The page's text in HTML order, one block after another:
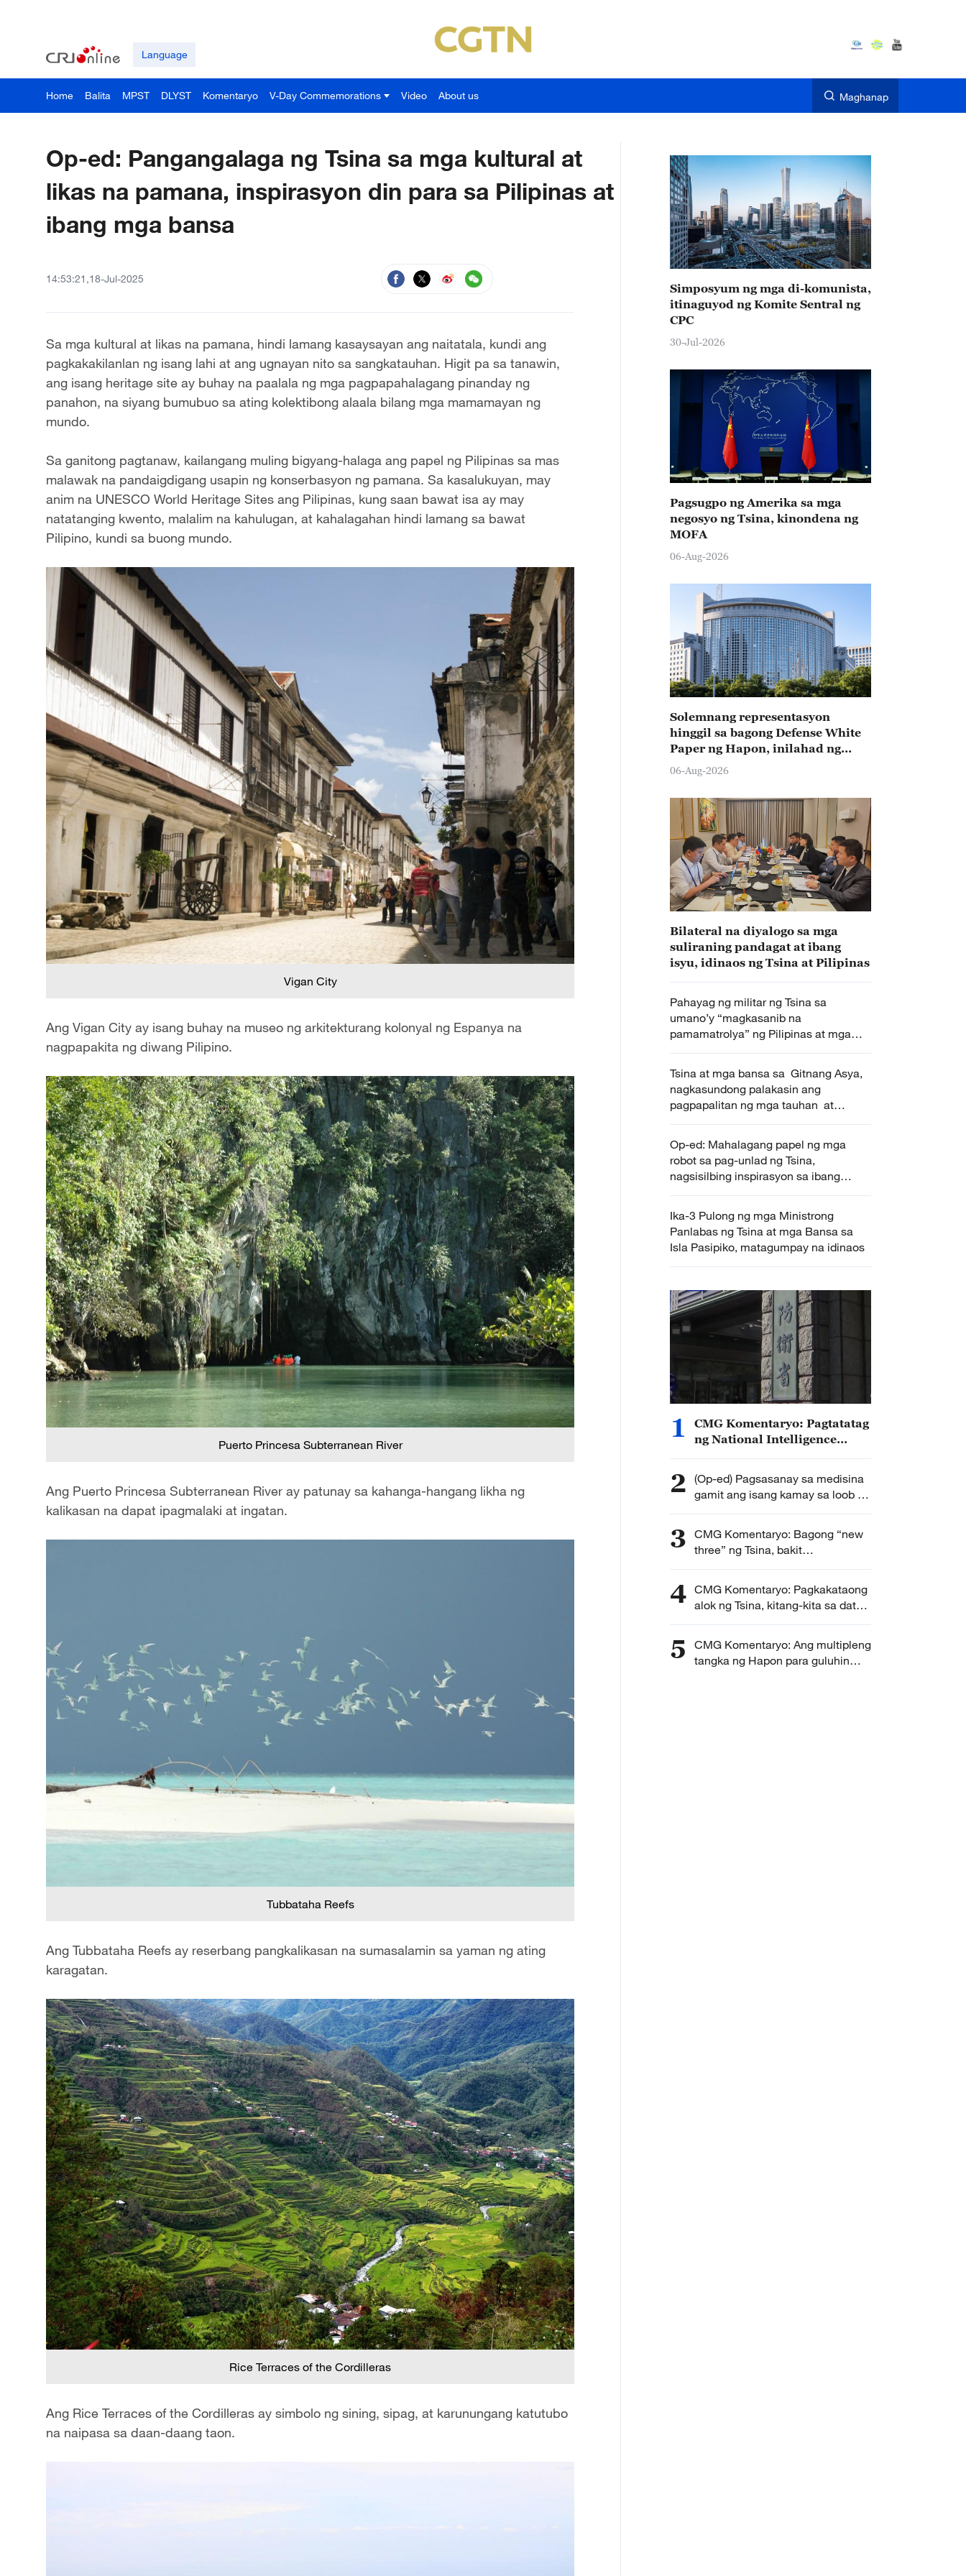
Language
Home Balita MPST DLYST Komentaryo V-Day Commemorations Video About us Maghanap
Op-ed: Pangangalaga ng Tsina sa mga kultural at
likas na pamana, inspirasyon din para sa Pilipinas at
ibang mga bansa
14:53:21,18-Jul-2025
Sa mga kultural at likas na pamana, hindi lamang kasaysayan ang naitatala, kundi ang
pagkakakilanlan ng isang lahi at ang ugnayan nito sa sangkatauhan. Higit pa sa tanawin,
ang isang heritage site ay buhay na paalala ng mga pagpapahalagang pinanday ng
panahon, na siyang bumubuo sa ating kolektibong alaala bilang mga mamamayan ng
mundo.
Sa ganitong pagtanaw, kailangang muling bigyang-halaga ang papel ng Pilipinas sa mas
malawak na pandaigdigang usapin ng konserbasyon ng pamana. Sa kasalukuyan, may
anim na UNESCO World Heritage Sites ang Pilipinas, kung saan bawat isa ay may
natatanging kwento, malalim na kahulugan, at kahalagahan hindi lamang sa bawat
Pilipino, kundi sa buong mundo.
Vigan City
Ang Vigan City ay isang buhay na museo ng arkitekturang kolonyal ng Espanya na
nagpapakita ng diwang Pilipino.
Puerto Princesa Subterranean River
Ang Puerto Princesa Subterranean River ay patunay sa kahanga-hangang likha ng
kalikasan na dapat ipagmalaki at ingatan.
Tubbataha Reefs
Ang Tubbataha Reefs ay reserbang pangkalikasan na sumasalamin sa yaman ng ating
karagatan.
Rice Terraces of the Cordilleras
Ang Rice Terraces of the Cordilleras ay simbolo ng sining, sipag, at karunungang katutubo
na naipasa sa daan-daang taon.
Simposyum ng mga di-komunista,
itinaguyod ng Komite Sentral ng
CPC
30-Jul-2026
Pagsugpo ng Amerika sa mga
negosyo ng Tsina, kinondena ng
MOFA
06-Aug-2026
Solemnang representasyon
hinggil sa bagong Defense White
Paper ng Hapon, inilahad ng
Tsina
06-Aug-2026
Bilateral na diyalogo sa mga
suliraning pandagat at ibang
isyu, idinaos ng Tsina at Pilipinas
Pahayag ng militar ng Tsina sa
umano’y “magkasanib na
pamamatrolya” ng Pilipinas at mga
bansa sa labas ng rehiyon
Tsina at mga bansa sa Gitnang Asya,
nagkasundong palakasin ang
pagpapalitan ng mga tauhan at
konektibidad
Op-ed: Mahalagang papel ng mga
robot sa pag-unlad ng Tsina,
nagsisilbing inspirasyon sa ibang
bansa
Ika-3 Pulong ng mga Ministrong
Panlabas ng Tsina at mga Bansa sa
Isla Pasipiko, matagumpay na idinaos
1
CMG Komentaryo: Pagtatatag
ng National Intelligence
palawakin ang militar nito
2 (Op-ed) Pagsasanay sa medisina
gamit ang isang kamay sa loob ng
30 taon, nagbibigay-liwanag sa
mga taga-nayon
3 CMG Komentaryo: Bagong “new
three” ng Tsina, bakit
ikinagigiliwan ng mga mamimili
4 CMG Komentaryo: Pagkakataong
alok ng Tsina, kitang-kita sa datos
ng kabuhayan sa unang hati ng
5
CMG Komentaryo: Ang multipleng
tangka ng Hapon para guluhin